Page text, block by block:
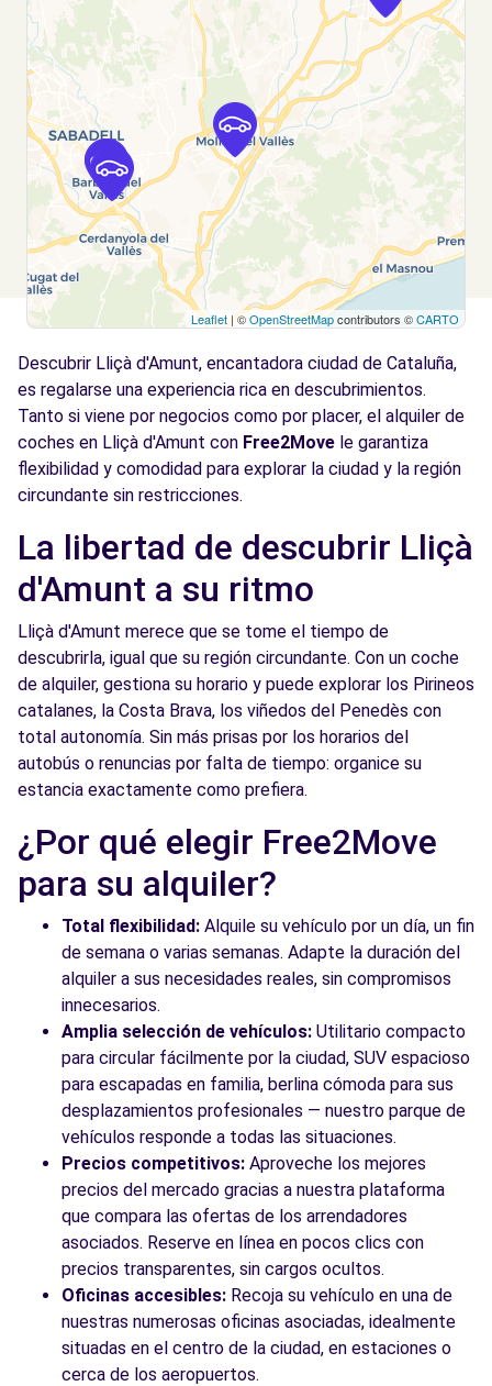
Barberá del Vallès, 08210
Ver agencia
Free2Move Rent - MAAS EXCLUSIVAS
PONT - Eix (C)
Carretera de Barcelona
Barberà del Vallès, CT, 08210
Ver agencia
Leaflet| ©OpenStreetMapcontributors ©CARTO
Descubrir Lliçà d'Amunt, encantadora ciudad de Cataluña,
es regalarse una experiencia rica en descubrimientos.
Tanto si viene por negocios como por placer, el alquiler de
coches en Lliçà d'Amunt con Free2Move le garantiza
flexibilidad y comodidad para explorar la ciudad y la región
circundante sin restricciones.
La libertad de descubrir Lliçà
d'Amunt a su ritmo
Lliçà d'Amunt merece que se tome el tiempo de
descubrirla, igual que su región circundante. Con un coche
de alquiler, gestiona su horario y puede explorar los Pirineos
catalanes, la Costa Brava, los viñedos del Penedès con
total autonomía. Sin más prisas por los horarios del
autobús o renuncias por falta de tiempo: organice su
estancia exactamente como prefiera.
¿Por qué elegir Free2Move
para su alquiler?
Total flexibilidad: Alquile su vehículo por un día, un fin
de semana o varias semanas. Adapte la duración del
alquiler a sus necesidades reales, sin compromisos
innecesarios.
Amplia selección de vehículos: Utilitario compacto
para circular fácilmente por la ciudad, SUV espacioso
para escapadas en familia, berlina cómoda para sus
desplazamientos profesionales — nuestro parque de
vehículos responde a todas las situaciones.
Precios competitivos: Aproveche los mejores
precios del mercado gracias a nuestra plataforma
que compara las ofertas de los arrendadores
asociados. Reserve en línea en pocos clics con
precios transparentes, sin cargos ocultos.
Oficinas accesibles: Recoja su vehículo en una de
nuestras numerosas oficinas asociadas, idealmente
situadas en el centro de la ciudad, en estaciones o
cerca de los aeropuertos.